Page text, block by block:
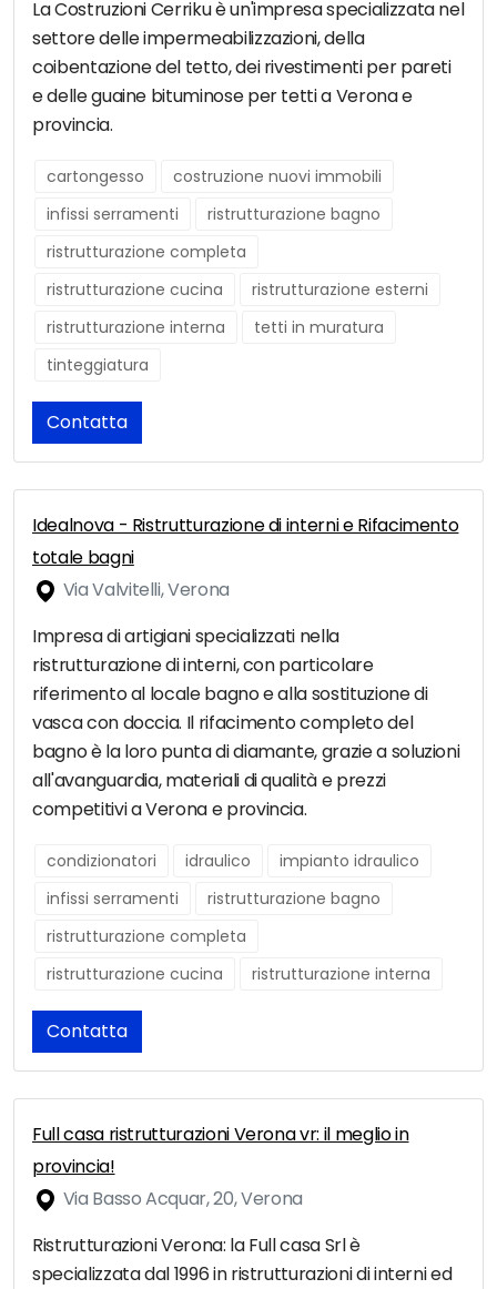
La Costruzioni Cerriku è un'impresa specializzata nel
settore delle impermeabilizzazioni, della
coibentazione del tetto, dei rivestimenti per pareti
e delle guaine bituminose per tetti a Verona e
provincia.
cartongesso
costruzione nuovi immobili
infissi serramenti
ristrutturazione bagno
ristrutturazione completa
ristrutturazione cucina
ristrutturazione esterni
ristrutturazione interna
tetti in muratura
tinteggiatura
Contatta
Idealnova - Ristrutturazione di interni e Rifacimento
totale bagni
Via Valvitelli, Verona
Impresa di artigiani specializzati nella
ristrutturazione di interni, con particolare
riferimento al locale bagno e alla sostituzione di
vasca con doccia. Il rifacimento completo del
bagno è la loro punta di diamante, grazie a soluzioni
all'avanguardia, materiali di qualità e prezzi
competitivi a Verona e provincia.
condizionatori idraulico
impianto idraulico
infissi serramenti
ristrutturazione bagno
ristrutturazione completa
ristrutturazione cucina
ristrutturazione interna
Contatta
Full casa ristrutturazioni Verona vr: il meglio in
provincia!
Via Basso Acquar, 20, Verona
Ristrutturazioni Verona: la Full casa Srl è
specializzata dal 1996 in ristrutturazioni di interni ed